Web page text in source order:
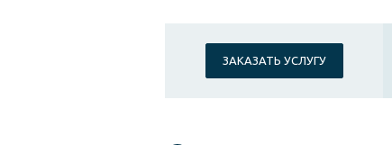
ЗАКАЗАТЬ УСЛУГУ